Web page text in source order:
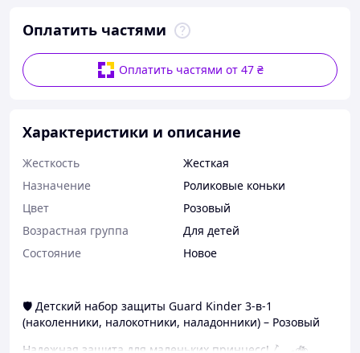
Оплатить частями
Оплатить частями от 47 ₴
Характеристики и описание
Жесткость
Жесткая
Назначение
Роликовые коньки
Цвет
Розовый
Возрастная группа
Для детей
Состояние
Новое
🛡️ Детский набор защиты Guard Kinder 3-в-1
(наколенники, налокотники, наладонники) – Розовый
Надежная защита для маленьких принцесс! 🛴🛹🚲